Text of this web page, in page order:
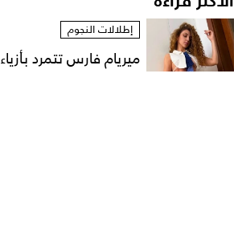
إطلالات النجوم
ميريام فارس تتمرد بأزياء